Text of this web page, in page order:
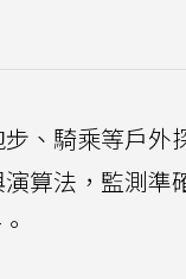
、騎乘等戶
算法，監測準